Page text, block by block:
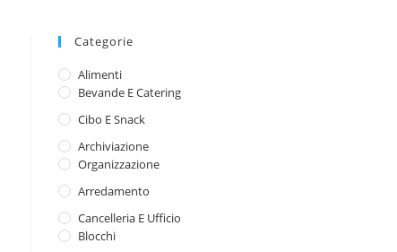
Categorie
Alimenti
Bevande E Catering
Cibo E Snack
Archiviazione
Organizzazione
Arredamento
Cancelleria E Ufficio
Blocchi